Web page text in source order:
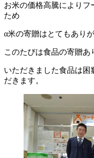
お米の価格高騰により
ため
α米の寄贈はとてもあり
このたびは食品の寄贈あ
いただきました食品は困
だきます。